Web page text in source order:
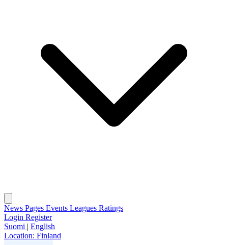
News Pages Events Leagues Ratings
Login Register
Suomi | English
Location: Finland